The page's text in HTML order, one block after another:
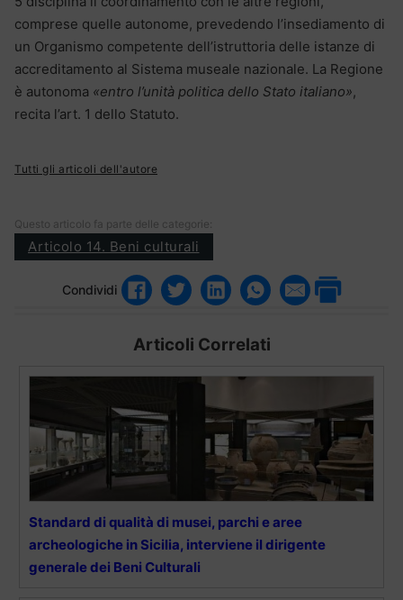
comprese quelle autonome, prevedendo l’insediamento di
un Organismo competente dell’istruttoria delle istanze di
accreditamento al Sistema museale nazionale. La Regione
è autonoma «entro l’unità politica dello Stato italiano»,
recita l’art. 1 dello Statuto.
Tutti gli articoli dell'autore
Questo articolo fa parte delle categorie:
Articolo 14. Beni culturali
Condividi
Articoli Correlati
Standard di qualità di musei, parchi e aree
archeologiche in Sicilia, interviene il dirigente
generale dei Beni Culturali